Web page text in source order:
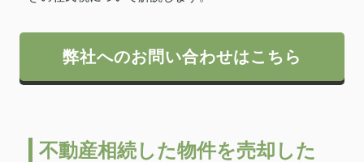
弊社へのお問い合わせはこちら
不動産相続した物件を売却した